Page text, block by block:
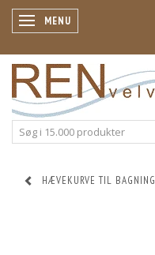
SKIFTE NAVIGATION
MENU
HÆVEKURVE TIL BAGNING